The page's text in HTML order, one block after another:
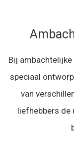
Bij
speciaal
van
liefhebbers de